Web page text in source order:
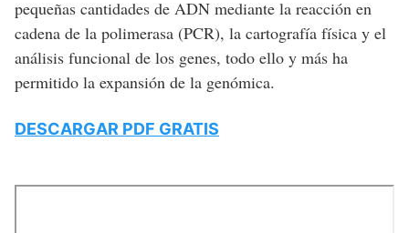
pequeñas cantidades de ADN mediante la reacción en
cadena de la polimerasa (PCR), la cartografía física y el
análisis funcional de los genes, todo ello y más ha
permitido la expansión de la genómica.
DESCARGAR PDF GRATIS